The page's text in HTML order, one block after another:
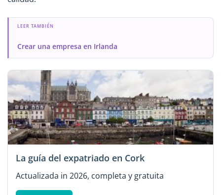
LEER TAMBIÉN
Crear una empresa en Irlanda
La guía del expatriado en Cork
Actualizada in 2026, completa y gratuita